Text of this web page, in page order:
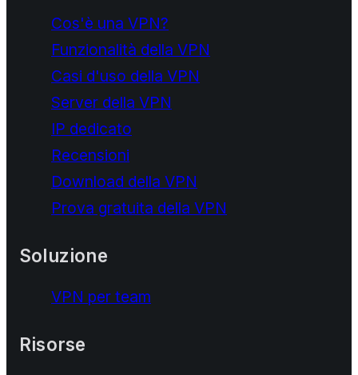
Cos'è una VPN?
Funzionalità della VPN
Casi d'uso della VPN
Server della VPN
IP dedicato
Recensioni
Download della VPN
Prova gratuita della VPN
Soluzione
VPN per team
Risorse